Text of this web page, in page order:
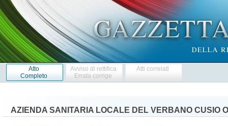
Atto
Completo
Avviso di rettifica
Errata corrige
Atti correlati
AZIENDA SANITARIA LOCALE DEL VERBANO CUSIO